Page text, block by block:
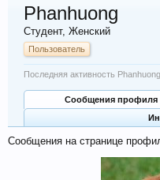
Phanhuong
Студент, Женский
Пользователь
Последняя активность
Сообщения профиля
Сообщения на странице